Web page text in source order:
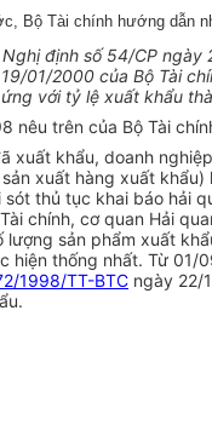
Bộ Tài chính hướng dẫn
định số 54/CP
01/2000 của Bộ Tài
với tỷ lệ xuất khẩu
nêu trên của Bộ Tài
xuất khẩu, doanh
xuất hàng xuất
thủ tục khai báo hải
chính, cơ quan Hải
sản phẩm xuất
thống nhất. Từ
1998/TT-BTC ngày 22/